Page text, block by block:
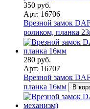
350 руб.
Арт: 16706
Врезной замок
роликом, планка
280 руб.
Арт: 16707
Врезной замок
планка 16мм
В